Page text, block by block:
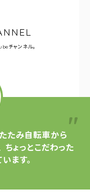
チャンネル。
たみ自転車から
ちょっとこだわった
ます。